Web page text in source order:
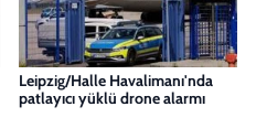
Leipzig/Halle Havalimanı'nda
patlayıcı yüklü drone alarmı